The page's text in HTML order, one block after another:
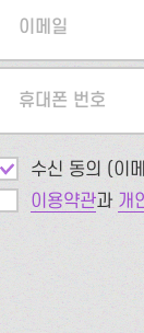
이메일
휴대폰 번호
수신 동의 (이
이용약관과 개